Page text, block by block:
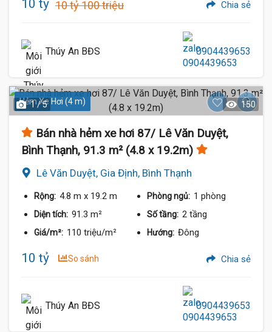
10 tỷ 10 tỷ 100 triệu Chia sẻ
Thúy An BĐS 0904439653
Hẻm Xe Hơi (4 m)
1 / 5 150
Bán nhà hẻm xe hơi 87/ Lê Văn Duyệt,
Bình Thạnh, 91.3 m² (4.8 x 19.2m)
Lê Văn Duyệt, Gia Định, Bình Thạnh
Rộng: 4.8 m x 19.2 m Phòng ngủ: 1 phòng
Diện tích: 91.3 m² Số tầng: 2 tầng
Giá/m²: 110 triệu/m² Hướng: Đông
10 tỷ So sánh Chia sẻ
Thúy An BĐS 0904439653